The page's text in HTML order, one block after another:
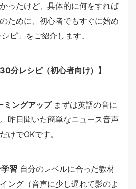
ったけど、具体的に何をすれば
ために、初心者でもすぐに始め
ピ」をご紹介します。
分レシピ（初心者向け）】
ミングアップまずは英語の音に
昨日聞いた簡単なニュース音声
けでOKです。
習 自分のレベルに合った教材
ング（音声に少し遅れて影のよ